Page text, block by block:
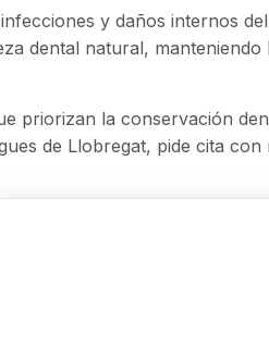
y daños internos
dental natural,
priorizan la conservación
de Llobregat, pide cita